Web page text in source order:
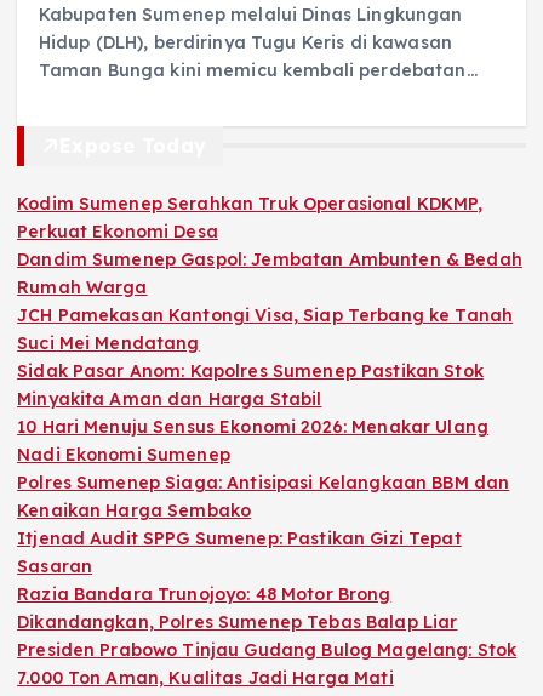
Kabupaten Sumenep melalui Dinas Lingkungan
Hidup (DLH), berdirinya Tugu Keris di kawasan
Taman Bunga kini memicu kembali perdebatan…
Kodim Sumenep Serahkan Truk Operasional KDKMP,
Perkuat Ekonomi Desa
Dandim Sumenep Gaspol: Jembatan Ambunten & Bedah
Rumah Warga
JCH Pamekasan Kantongi Visa, Siap Terbang ke Tanah
Suci Mei Mendatang
Sidak Pasar Anom: Kapolres Sumenep Pastikan Stok
Minyakita Aman dan Harga Stabil
10 Hari Menuju Sensus Ekonomi 2026: Menakar Ulang
Nadi Ekonomi Sumenep
Polres Sumenep Siaga: Antisipasi Kelangkaan BBM dan
Kenaikan Harga Sembako
Itjenad Audit SPPG Sumenep: Pastikan Gizi Tepat
Sasaran
Razia Bandara Trunojoyo: 48 Motor Brong
Dikandangkan, Polres Sumenep Tebas Balap Liar
Presiden Prabowo Tinjau Gudang Bulog Magelang: Stok
7.000 Ton Aman, Kualitas Jadi Harga Mati